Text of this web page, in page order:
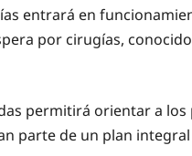
entrará en
por cirugías,
permitirá orientar a
parte de un plan